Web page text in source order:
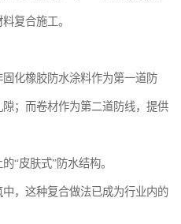
复合施工。
化橡胶防水涂料作为第一道防
；而卷材作为第二道防线，提供
“皮肤式”防水结构。
，这种复合做法已成为行业内的